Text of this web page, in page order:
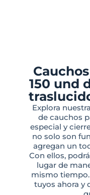
150 und
Explora
de cauchos
especial y
no solo son
agregan un
Con ellos,
lugar de
mismo tiempo.
tuyos ahora y